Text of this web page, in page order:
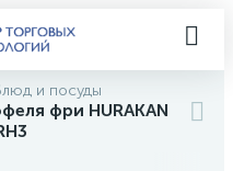
и посуды
фри HURAKAN